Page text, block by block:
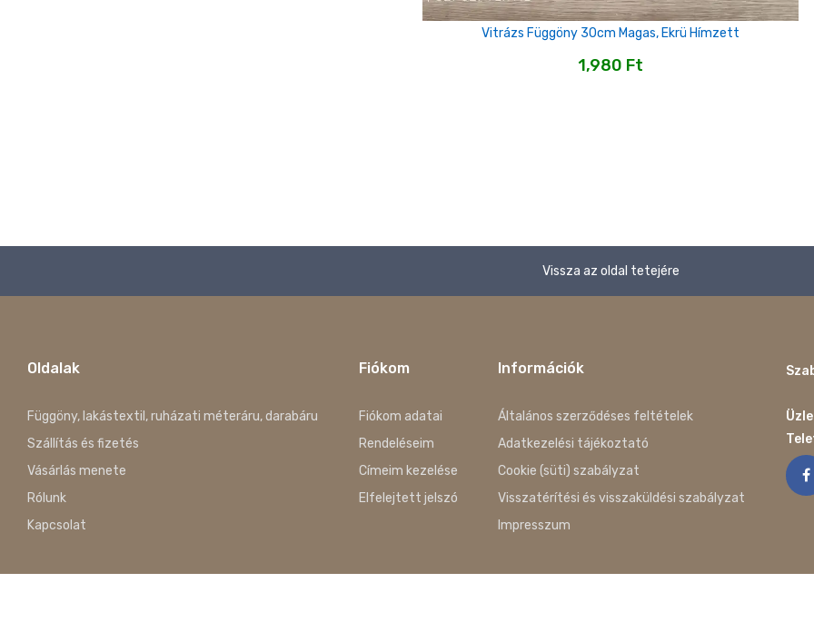
Vitrázs Függöny 30cm Magas, Ekrü Hímzett
1,980 Ft
Vissza az oldal tetejére
Oldalak
Függöny, lakástextil, ruházati méteráru, darabáru
Szállítás és fizetés
Vásárlás menete
Rólunk
Kapcsolat
Fiókom
Fiókom adatai
Rendeléseim
Címeim kezelése
Elfelejtett jelszó
Információk
Általános szerződéses feltételek
Adatkezelési tájékoztató
Cookie (süti) szabályzat
Visszatérítési és visszaküldési szabályzat
Impresszum